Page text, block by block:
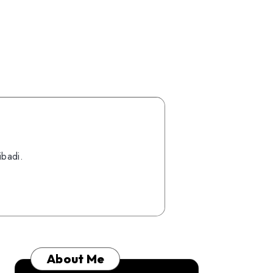
About Me